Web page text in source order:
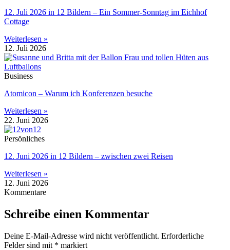
12. Juli 2026 in 12 Bildern – Ein Sommer-Sonntag im Eichhof
Cottage
Weiterlesen »
12. Juli 2026
Business
Atomicon – Warum ich Konferenzen besuche
Weiterlesen »
22. Juni 2026
Persönliches
12. Juni 2026 in 12 Bildern – zwischen zwei Reisen
Weiterlesen »
12. Juni 2026
Kommentare
Schreibe einen Kommentar
Deine E-Mail-Adresse wird nicht veröffentlicht. Erforderliche
Felder sind mit * markiert